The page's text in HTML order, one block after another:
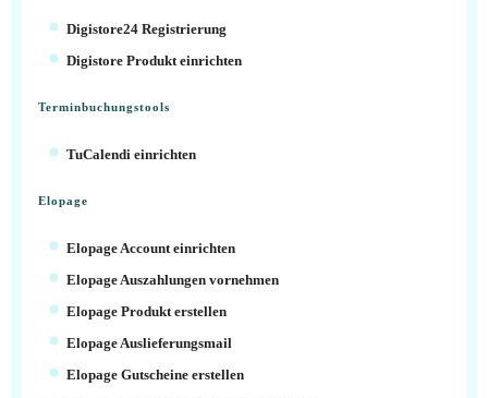
Digistore24 Registrierung
Digistore Produkt einrichten
Terminbuchungstools
TuCalendi einrichten
Elopage
Elopage Account einrichten
Elopage Auszahlungen vornehmen
Elopage Produkt erstellen
Elopage Auslieferungsmail
Elopage Gutscheine erstellen